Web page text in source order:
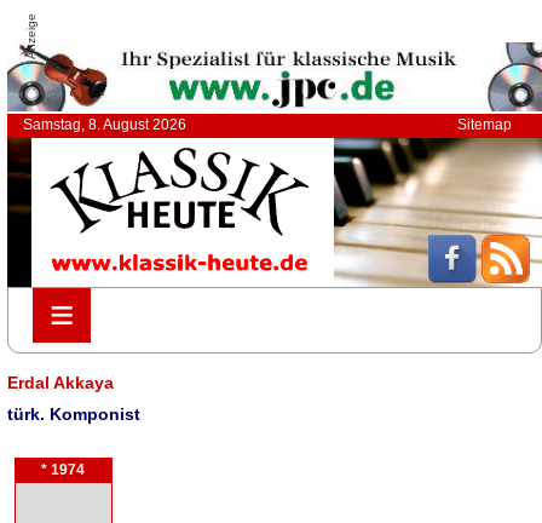
Anzeige
Samstag, 8. August 2026 Sitemap
≡
≡
Erdal Akkaya
türk. Komponist
* 1974